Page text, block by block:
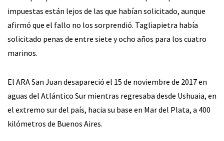
impuestas están lejos de las que habían solicitado, aunque
afirmó que el fallo no los sorprendió. Tagliapietra había
solicitado penas de entre siete y ocho años para los cuatro
marinos.
El ARA San Juan desapareció el 15 de noviembre de 2017 en
aguas del Atlántico Sur mientras regresaba desde Ushuaia, en
el extremo sur del país, hacia su base en Mar del Plata, a 400
kilómetros de Buenos Aires.